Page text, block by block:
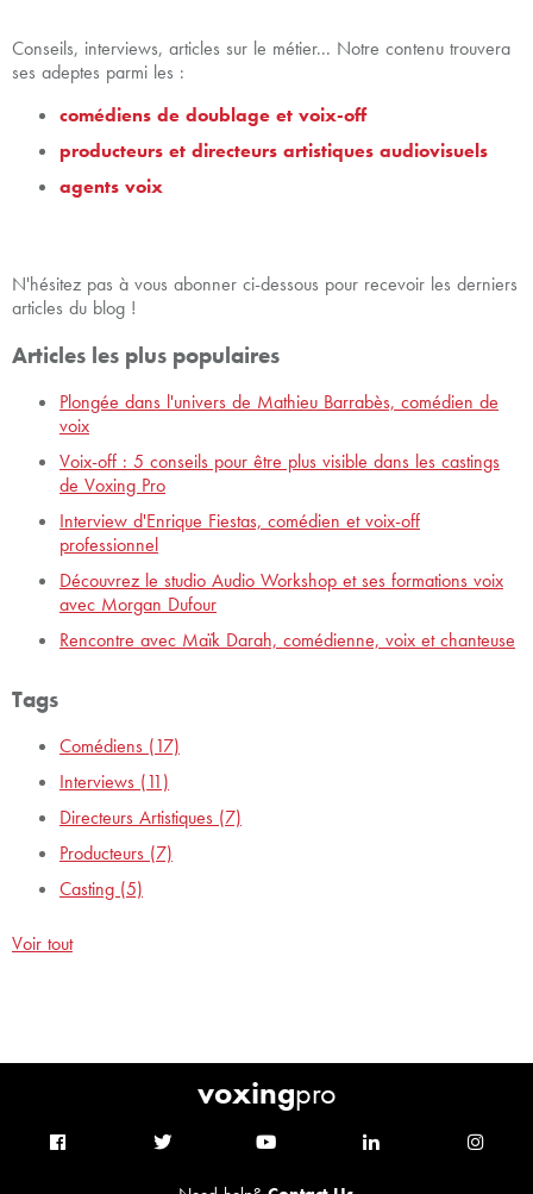
Conseils, interviews, articles sur le métier... Notre contenu trouvera
ses adeptes parmi les :
comédiens de doublage et voix-off
producteurs et directeurs artistiques audiovisuels
agents voix
N'hésitez pas à vous abonner ci-dessous pour recevoir les derniers
articles du blog !
Articles les plus populaires
Plongée dans l'univers de Mathieu Barrabès, comédien de
voix
Voix-off : 5 conseils pour être plus visible dans les castings
de Voxing Pro
Interview d'Enrique Fiestas, comédien et voix-off
professionnel
Découvrez le studio Audio Workshop et ses formations voix
avec Morgan Dufour
Rencontre avec Maïk Darah, comédienne, voix et chanteuse
Tags
Comédiens (17)
Interviews (11)
Directeurs Artistiques (7)
Producteurs (7)
Casting (5)
Voir tout
voxingpro